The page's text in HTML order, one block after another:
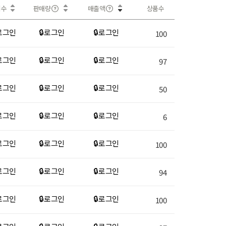
판매량 매출액 상품수
그인 🔒 로그인 🔒 로그인 100
그인 🔒 로그인 🔒 로그인 97
그인 🔒 로그인 🔒 로그인 50
그인 🔒 로그인 🔒 로그인 6
그인 🔒 로그인 🔒 로그인 100
그인 🔒 로그인 🔒 로그인 94
그인 🔒 로그인 🔒 로그인 100